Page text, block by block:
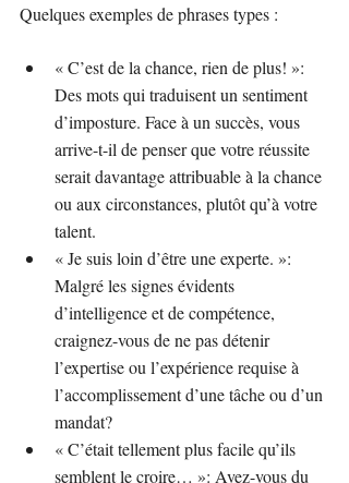
Quelques exemples de phrases types :
« C’est de la chance, rien de plus! »:
Des mots qui traduisent un sentiment
d’imposture. Face à un succès, vous
arrive-t-il de penser que votre réussite
serait davantage attribuable à la chance
ou aux circonstances, plutôt qu’à votre
talent.
« Je suis loin d’être une experte. »:
Malgré les signes évidents
d’intelligence et de compétence,
craignez-vous de ne pas détenir
l’expertise ou l’expérience requise à
l’accomplissement d’une tâche ou d’un
mandat?
« C’était tellement plus facile qu’ils
semblent le croire… »: Avez-vous du